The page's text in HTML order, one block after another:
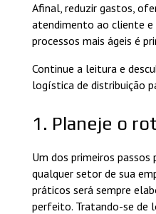
Afinal, reduzir gastos,
atendimento ao cliente e
processos mais ágeis é
Continue a leitura e
logística de distribuição
1. Planeje o
Um dos primeiros passos
qualquer setor de sua
práticos será sempre
perfeito. Tratando-se de